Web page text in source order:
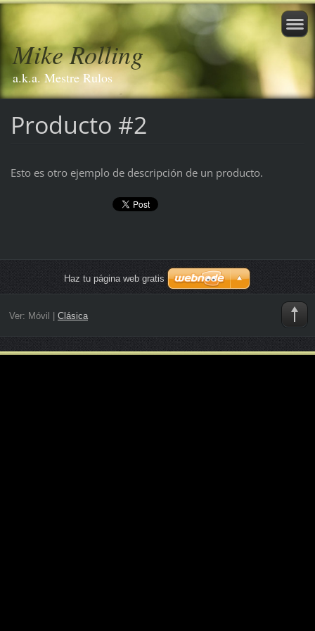
Mike Rolling
a.k.a. Mestre Rulos
Producto #2
Esto es otro ejemplo de descripción de un producto.
Haz tu página web gratis
Ver: Móvil | Clásica